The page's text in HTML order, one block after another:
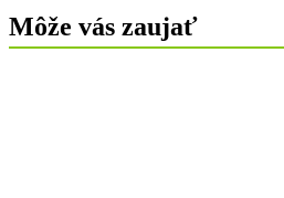
Môže vás zaujať